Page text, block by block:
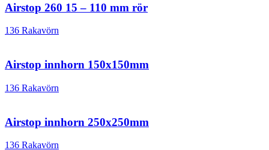
Airstop 260 15 – 110 mm rör
136 Rakavörn
Airstop innhorn 150x150mm
136 Rakavörn
Airstop innhorn 250x250mm
136 Rakavörn